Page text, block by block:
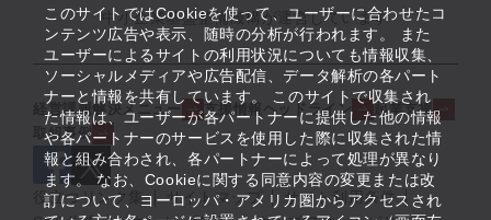
このサイトではCookieを使って、ユーザーに合わせたコ
ンテンツ広告や表示、随時の分析が行われます。 また
ユーザーによるサイトの利用状況についても情報収集、
ソーシャルメディアや広告配信、データ解析の各パート
ナーと情報を共有しています。 このサイトで収集され
た情報は、ユーザーが各パートナーに提供した他の情報
や各パートナーのサービスを使用した際に収集された情
報と組み合わされ、各パートナーによって処理が異なり
ます。 なお、Cookieに関する同意内容の変更または改
訂について、ヨーロッパ・アメリカ圏からアクセスされ
中小企業基盤整備機構が運営しています
経営課題解決メニュー 支援情報ヘッドライン
起業支援
取組事例
役立つリンク集 サイトマップ
サイト利用条件